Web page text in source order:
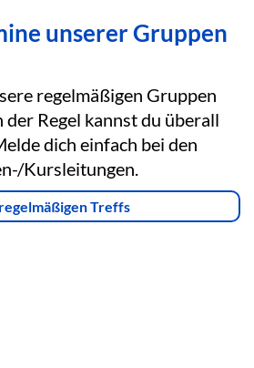
unserer Gruppen
regelmäßigen Gruppen
Regel kannst du überall
dich einfach bei den
Kursleitungen.
Treffs